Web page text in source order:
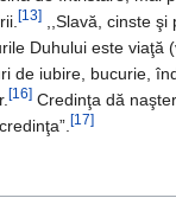
[13] ,,Slavă, cinste şi
Duhului este viaţă
de iubire, bucurie,
[16] Credinţa dă
[17]